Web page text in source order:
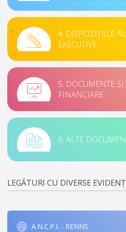
4. DISPOZIȚIILE
EXECUTIVE
5. DOCUMENTE
FINANCIARE
6. ALTE
LEGĂTURI CU DIVERSE
A.N.C.P.I. - RENNS